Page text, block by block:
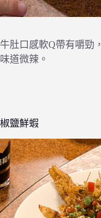
牛肚口感軟Q帶有嚼勁，
味道微辣。
椒鹽鮮蝦